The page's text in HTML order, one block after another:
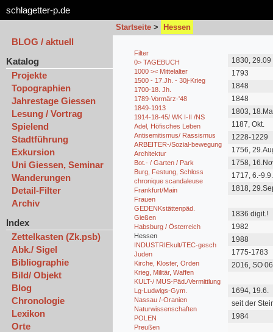
schlagetter-p.de
Startseite > Hessen
BLOG / aktuell
Katalog
Projekte
Topographien
Jahrestage Giessen
Lesung / Vortrag
Spielend
Stadtführung
Exkursion
Uni Giessen, Seminar
Wanderungen
Detail-Filter
Archiv
Index
Zettelkasten (Zk.psb)
Abk./ Sigel
Bibliographie
Bild/ Objekt
Blog
Chronologie
Lexikon
Orte
Filter
0> TAGEBUCH
1000 >< Mittelalter
1500 - 17.Jh. - 30j-Krieg
1700-18. Jh.
1789-Vormärz-'48
1849-1913
1914-18-45/ WK I-II /NS
Adel, Höfisches Leben
Antisemitismus/ Rassismus
ARBEITER-/Sozial-bewegung
Architektur
Bot.- / Garten / Park
Burg, Festung, Schloss
chronique scandaleuse
Frankfurt/Main
Frauen
GEDENKstättenpäd.
Gießen
Habsburg / Österreich
Hessen
INDUSTRIEkult/TEC-gesch
Juden
Kirche, Kloster, Orden
Krieg, Militär, Waffen
KULT-/ MUS-Päd./Vermittlung
Lg-Ludwigs-Gym.
Nassau /-Oranien
Naturwissenschaften
POLEN
Preußen
1830, 29.09
1793
1848
1848
1803,
1187, Okt.
1228-1229
1756,
1758,
1717, 6.-
1818,
1836 digit.!
1982
1988
1775-1783
2016, SO
1694, 19.6.
seit der
1984